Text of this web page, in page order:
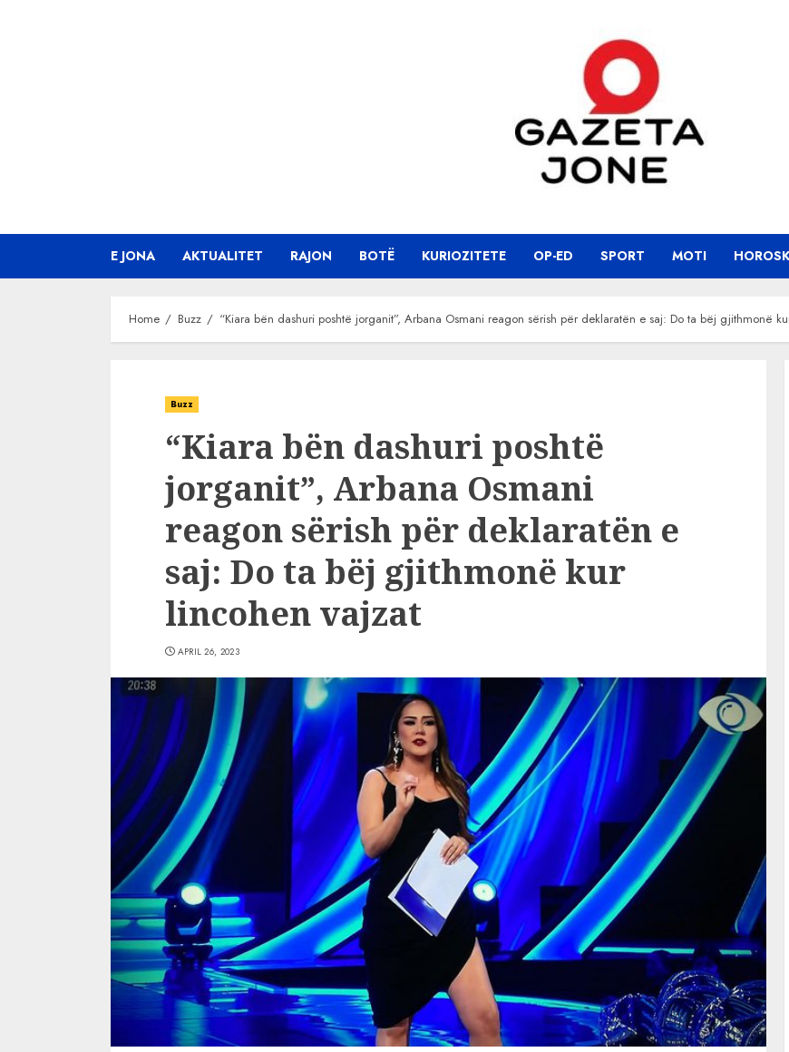
E JONA AKTUALITET RAJON BOTË KURIOZITETE OP-ED SPORT MOTI
Home Buzz “Kiara bën dashuri poshtë jorganit”, Arbana Osmani reagon sërish për deklaratën e saj: Do ta bëj gjithmonë
Buzz
“Kiara bën dashuri poshtë
jorganit”, Arbana Osmani
reagon sërish për deklaratën e
saj: Do ta bëj gjithmonë kur
lincohen vajzat
APRIL 26, 2023